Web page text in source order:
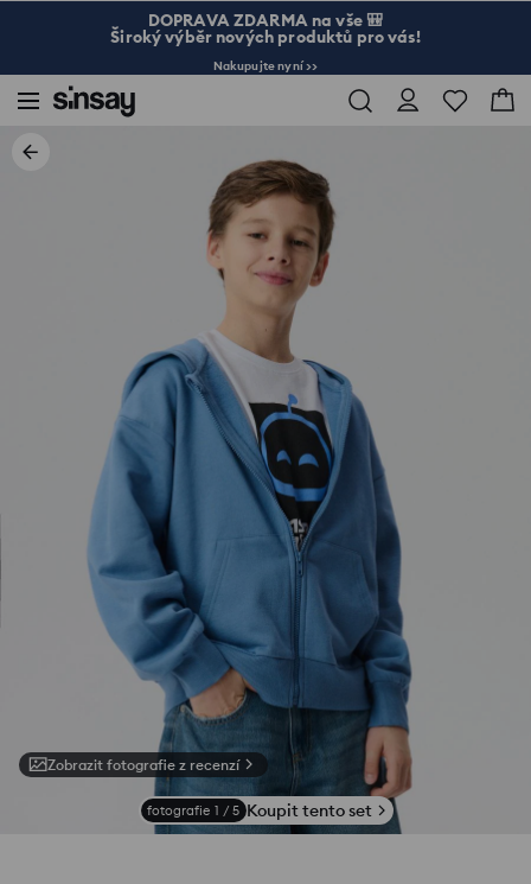
DOPRAVA ZDARMA na vše 🎒
Široký výběr nových produktů pro vás!
Nakupujte nyní >>
Zobrazit fotografie z recenzí
fotografie 1 / 5 Koupit tento set